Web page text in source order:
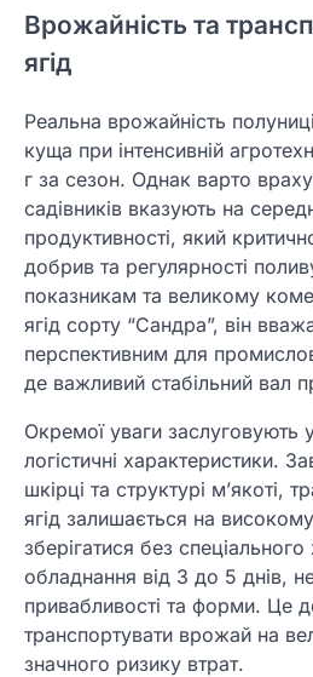
Врожайність та
ягід
Реальна врожайність
куща при інтенсивній
г за сезон. Однак варто
садівників вказують на
продуктивності, який
добрив та регулярності
показникам та великому
ягід сорту “Сандра”, він
перспективним для
де важливий стабільний вал
Окремої уваги заслуговують
логістичні характеристики.
шкірці та структурі м’якоті,
ягід залишається на
зберігатися без
обладнання від 3 до 5 днів,
привабливості та форми. Це
транспортувати врожай на
значного ризику втрат.